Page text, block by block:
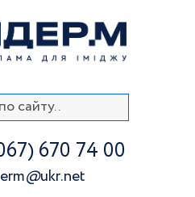
670 74 00
@ukr.net